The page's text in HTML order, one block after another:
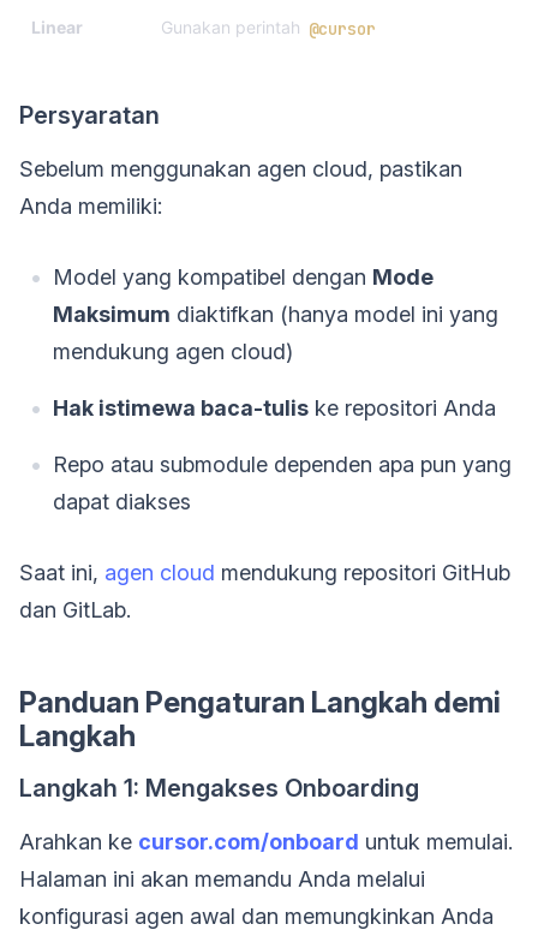
Linear Gunakan perintah @cursor
Persyaratan
Sebelum menggunakan agen cloud, pastikan
Anda memiliki:
Model yang kompatibel dengan Mode
Maksimum diaktifkan (hanya model ini yang
mendukung agen cloud)
Hak istimewa baca-tulis ke repositori Anda
Repo atau submodule dependen apa pun yang
dapat diakses
Saat ini, agen cloud mendukung repositori GitHub
dan GitLab.
Panduan Pengaturan Langkah demi
Langkah
Langkah 1: Mengakses Onboarding
Arahkan ke cursor.com/onboard untuk memulai.
Halaman ini akan memandu Anda melalui
konfigurasi agen awal dan memungkinkan Anda